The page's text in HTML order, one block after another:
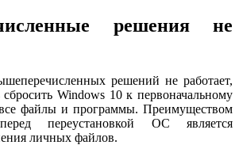
решения не
решений не работает,
Windows 10 к первоначальному
файлы и программы. Преимуществом
переустановкой ОС является
личных файлов.